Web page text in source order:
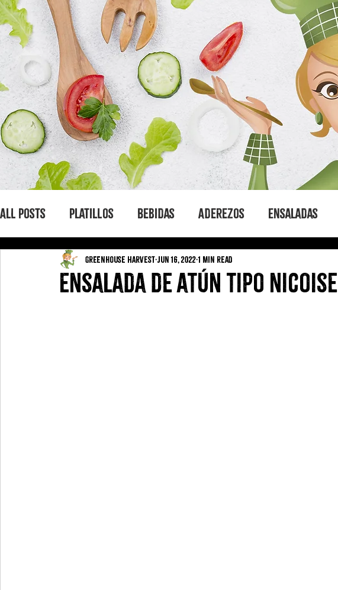
All Posts Platillos Bebidas Aderezos Ensaladas
Ensalada de atún tipo nicoise
Greenhouse Harvest Jun 16, 2022 1 min read